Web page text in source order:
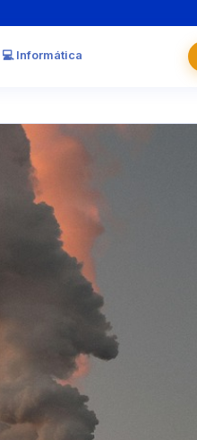
💻 Informática